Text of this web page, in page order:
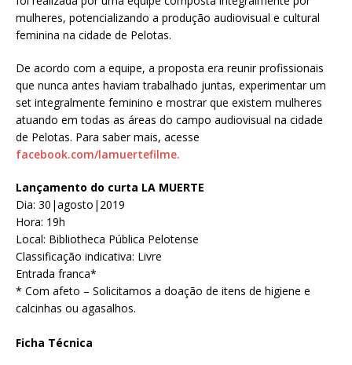
mulheres, potencializando a produção audiovisual e cultural
feminina na cidade de Pelotas.
De acordo com a equipe, a proposta era reunir profissionais
que nunca antes haviam trabalhado juntas, experimentar um
set integralmente feminino e mostrar que existem mulheres
atuando em todas as áreas do campo audiovisual na cidade
de Pelotas. Para saber mais, acesse
facebook.com/lamuertefilme.
Lançamento do curta LA MUERTE
Dia: 30|agosto|2019
Hora: 19h
Local: Bibliotheca Pública Pelotense
Classificação indicativa: Livre
Entrada franca*
* Com afeto – Solicitamos a doação de itens de higiene e
calcinhas ou agasalhos.
Ficha Técnica